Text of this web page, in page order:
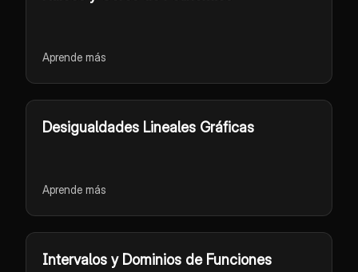
Aprende más
Desigualdades Lineales Gráficas
Aprende más
Intervalos y Dominios de Funciones